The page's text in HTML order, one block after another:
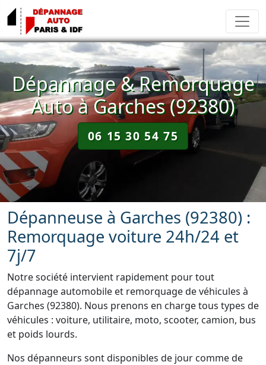
Dépannage & Remorquage
Auto à Garches (92380)
06 15 30 54 75
Dépanneuse à Garches (92380) :
Remorquage voiture 24h/24 et
7j/7
Notre société intervient rapidement pour tout
dépannage automobile et remorquage de véhicules à
Garches (92380). Nous prenons en charge tous types de
véhicules : voiture, utilitaire, moto, scooter, camion, bus
et poids lourds.
Nos dépanneurs sont disponibles de jour comme de